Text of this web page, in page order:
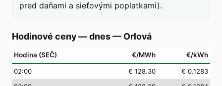
pred daňami a sieťovými poplatkami).
Hodinové ceny — dnes— Orlová
Hodina (SEČ) €/MWh €/kWh
02:00 € 128.30
€ 0.1283